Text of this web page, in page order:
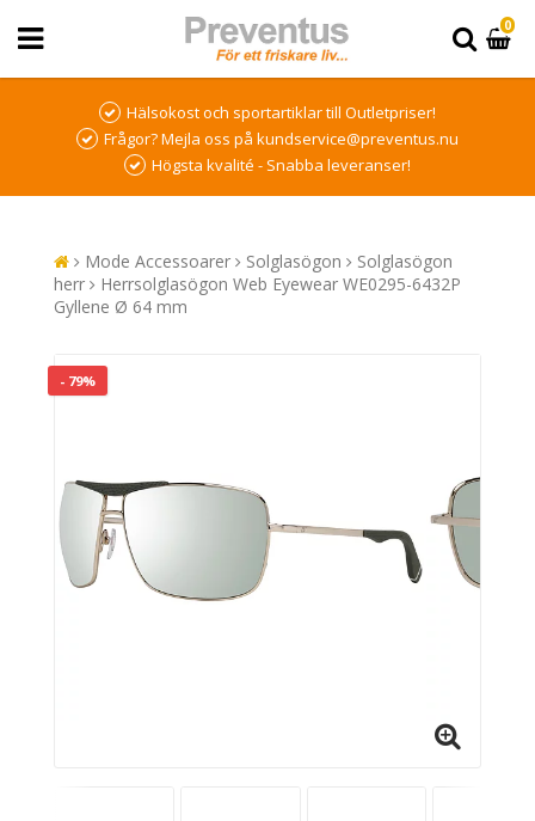
0
Hälsokost och sportartiklar till Outletpriser!
Frågor? Mejla oss på kundservice@preventus.nu
Högsta kvalité - Snabba leveranser!
Mode Accessoarer Solglasögon
Solglasögon
herr
Herrsolglasögon Web Eyewear WE0295-6432P
Gyllene Ø 64 mm
- 79%